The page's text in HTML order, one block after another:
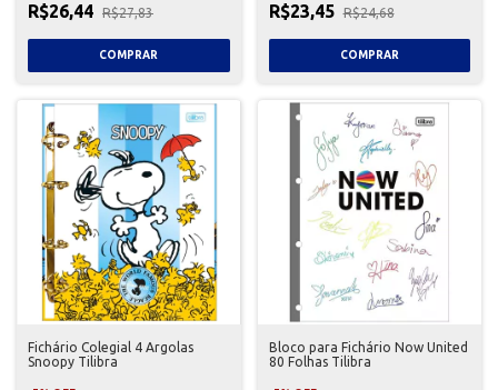
R$26,44 R$27,83 R$23,45 R$24,68
Fichário Colegial 4 Argolas
Snoopy Tilibra
Bloco para Fichário Now United
80 Folhas Tilibra